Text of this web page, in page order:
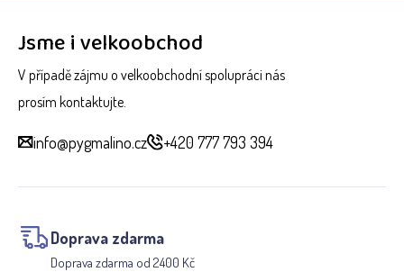
Jsme i velkoobchod
V případě zájmu o velkoobchodní spolupráci nás
prosím kontaktujte.
info@pygmalino.cz +420 777 793 394
Doprava zdarma
Doprava zdarma od 2400 Kč